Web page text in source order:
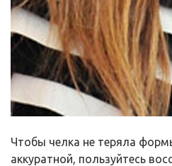
Чтобы челка не теряла
аккуратной, пользуйтесь